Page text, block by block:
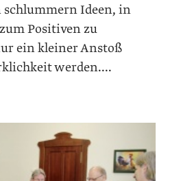
schlummern Ideen, in
Positiven zu
ein kleiner Anstoß
werden....